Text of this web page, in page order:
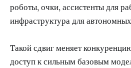
роботы, очки, ассистенты для
инфраструктура для
Такой сдвиг меняет
доступ к сильным базовым